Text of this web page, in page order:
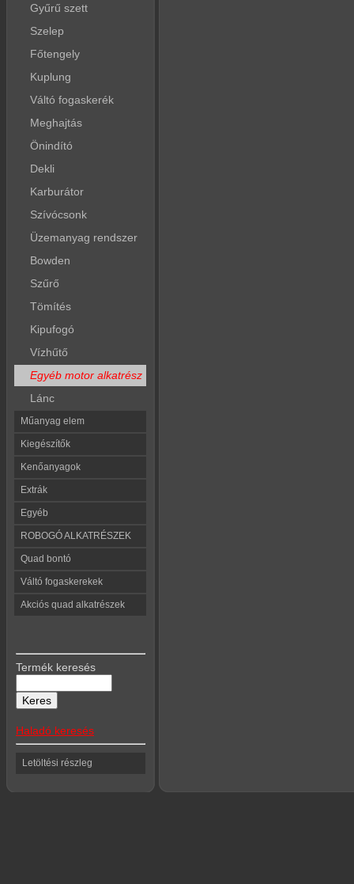
Gyűrű szett
Szelep
Főtengely
Kuplung
Váltó fogaskerék
Meghajtás
Önindító
Dekli
Karburátor
Szívócsonk
Üzemanyag rendszer
Bowden
Szűrő
Tömítés
Kipufogó
Vízhűtő
Egyéb motor alkatrész
Lánc
Műanyag elem
Kiegészítők
Kenőanyagok
Extrák
Egyéb
ROBOGÓ ALKATRÉSZEK
Quad bontó
Váltó fogaskerekek
Akciós quad alkatrészek
Termék keresés
Haladó keresés
Letöltési részleg